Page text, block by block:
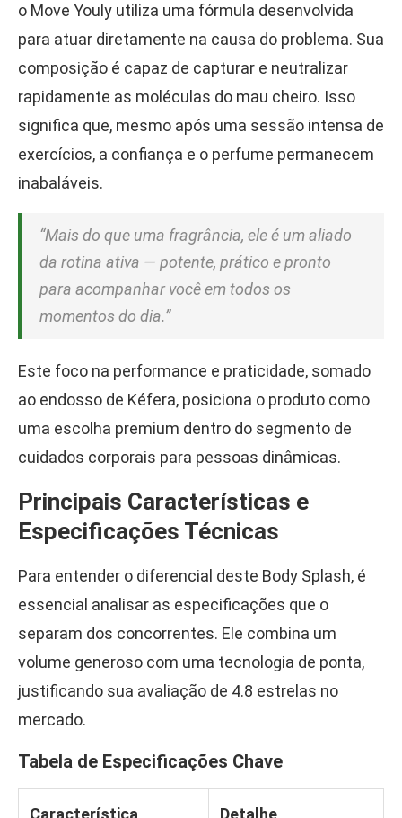
o Move Youly utiliza uma fórmula desenvolvida
para atuar diretamente na causa do problema. Sua
composição é capaz de capturar e neutralizar
rapidamente as moléculas do mau cheiro. Isso
significa que, mesmo após uma sessão intensa de
exercícios, a confiança e o perfume permanecem
inabaláveis.
“Mais do que uma fragrância, ele é um aliado
da rotina ativa — potente, prático e pronto
para acompanhar você em todos os
momentos do dia.”
Este foco na performance e praticidade, somado
ao endosso de Kéfera, posiciona o produto como
uma escolha premium dentro do segmento de
cuidados corporais para pessoas dinâmicas.
Principais Características e
Especificações Técnicas
Para entender o diferencial deste Body Splash, é
essencial analisar as especificações que o
separam dos concorrentes. Ele combina um
volume generoso com uma tecnologia de ponta,
justificando sua avaliação de 4.8 estrelas no
mercado.
Tabela de Especificações Chave
Característica Detalhe